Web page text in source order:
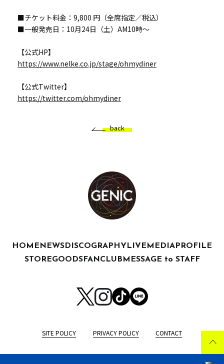
■チケット料金：9,800 円（全席指定／税込）
■一般発売日：10月24日（土）AM10時～
【公式HP】
https://www.nelke.co.jp/stage/ohmydiner
【公式Twitter】
https://twitter.com/ohmydiner
back
HOME NEWS DISCOGRAPHY LIVE MEDIA PROFILE
STOREGOODSFANCLUB MESSAGE to STAFF
SITE POLICY PRIVACY POLICY CONTACT